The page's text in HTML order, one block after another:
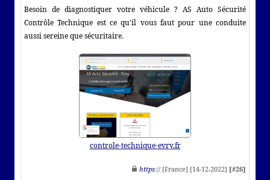
Besoin de diagnostiquer votre véhicule ? AS Auto Sécurité
Contrôle Technique est ce qu'il vous faut pour une conduite
aussi sereine que sécuritaire.
controle-technique-evry.fr
https:// [France] [14-12-2022] [#26]